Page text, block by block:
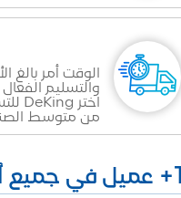
الوقت أمر بالغ
والتسليم الفعال
من متوسط